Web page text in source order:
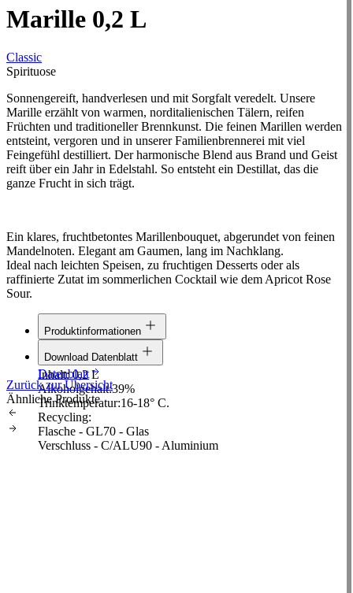
Marille 0,2 L
Classic
Spirituose
Sonnengereift, handverlesen und mit Sorgfalt veredelt. Unsere
Marille erzählt von warmen, norditalienischen Tälern, reifen
Früchten und traditioneller Brennkunst. Die feinen Marillen werden
entsteint, vergoren und in unserer Familienbrennerei mit viel
Feingefühl destilliert. Der harmonische Blend aus Brand und Geist
reift über ein Jahr in Edelstahl. So entsteht ein Destillat, das die
ganze Frucht in sich trägt.
Ein klares, fruchtbetontes Marillenbouquet, abgerundet von feinen
Mandelnoten. Elegant am Gaumen, lang im Nachklang.
Ideal nach leichten Speisen, zu fruchtigen Desserts oder als
raffinierte Zutat im sommerlichen Cocktail wie dem Apricot Rose
Sour.
Produktinformationen
Linie:
Rohstoff:Marille
Inhalt:0,2 L
Alkoholgehalt:39%
Trinktemperatur:16-18° C.
Recycling:
Flasche - GL70 - Glas
Verschluss - C/ALU90 - Aluminium
Download Datenblatt
Datenblatt
Zurück zur Übersicht
Ähnliche Produkte